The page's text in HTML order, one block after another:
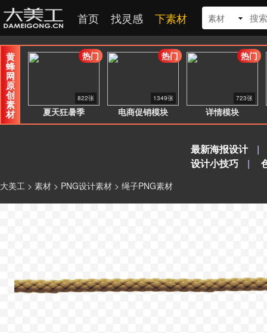
首页 找灵感 下素材 素材
黄
蜂
网
原
创
素
材 夏天狂暑季
822张
热门
电商促销模块
1349张
热门
详情模块
723张
热门
最新海报设计
|
设计小技巧
|
大美工 > 素材 > PNG设计素材 > 绳子PNG素材